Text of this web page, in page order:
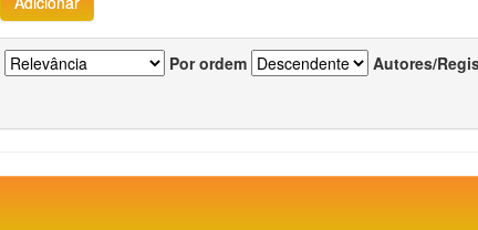
Por ordem Autores/